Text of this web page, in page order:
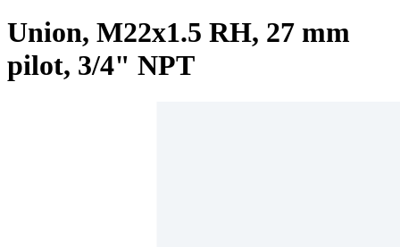
Union, M22x1.5 RH, 27 mm
pilot, 3/4" NPT